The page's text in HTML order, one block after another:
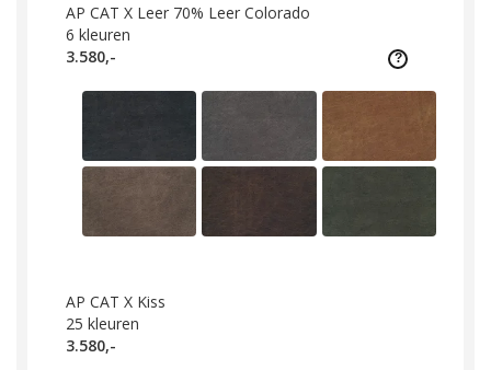
AP CAT X Leer 70% Leer Colorado
6 kleuren
3.580,-
AP CAT X Kiss
25 kleuren
3.580,-